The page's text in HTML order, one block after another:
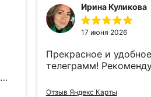
Ирина Куликова
17 июня 2026
Прекрасное и
телеграмм!
Отзыв Яндекс Карты